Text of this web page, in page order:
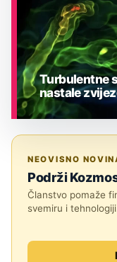
Turbulentne
nastale
NEOVISNO
Podrži
Članstvo pomaže
svemiru i